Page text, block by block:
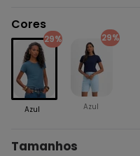
Cores
29%
Azul
29%
Azul
Tamanhos